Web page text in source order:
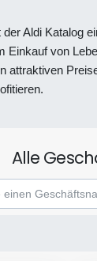
Aldi Katalog
Einkauf von
attraktiven
Alle